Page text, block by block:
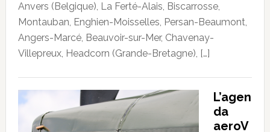
Anvers (Belgique), La Ferté-Alais, Biscarrosse,
Montauban, Enghien-Moisselles, Persan-Beaumont,
Angers-Marcé, Beauvoir-sur-Mer, Chavenay-
Villepreux, Headcorn (Grande-Bretagne), […]
L’agen
da
aeroV